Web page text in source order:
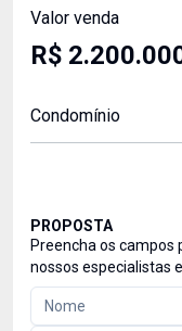
Valor venda
R$
Condomínio
PROPOSTA
Preencha os campos
nossos especialistas